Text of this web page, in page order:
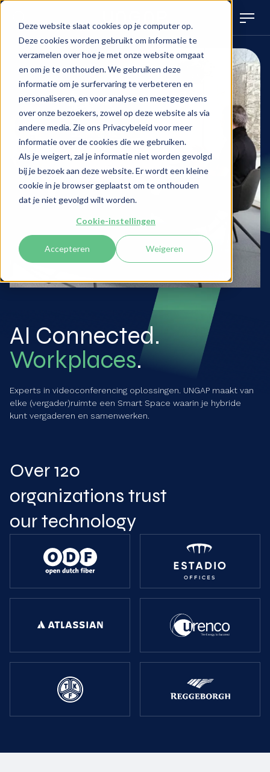
Deze website slaat cookies op je computer op.
Deze cookies worden gebruikt om informatie te
verzamelen over hoe je met onze website omgaat
en om je te onthouden. We gebruiken deze
informatie om je surfervaring te verbeteren en
personaliseren, en voor analyse en meetgegevens
over onze bezoekers, zowel op deze website als via
andere media. Zie ons Privacybeleid voor meer
informatie over de cookies die we gebruiken.
Als je weigert, zal je informatie niet worden gevolgd
bij je bezoek aan deze website. Er wordt een kleine
cookie in je browser geplaatst om te onthouden
dat je niet gevolgd wilt worden.
Cookie-instellingen
Accepteren Weigeren
AI Connected.
Workplaces.
Experts in videoconferencing oplossingen. UNGAP maakt van
elke (vergader)ruimte een Smart Space waarin je hybride
kunt vergaderen en samenwerken.
Over 120
organizations trust
our technology